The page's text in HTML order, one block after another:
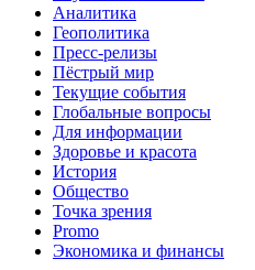
Аналитика
Геополитика
Пресс-релизы
Пёстрый мир
Текущие события
Глобальные вопросы
Для информации
Здоровье и красота
История
Общество
Точка зрения
Promo
Экономика и финансы